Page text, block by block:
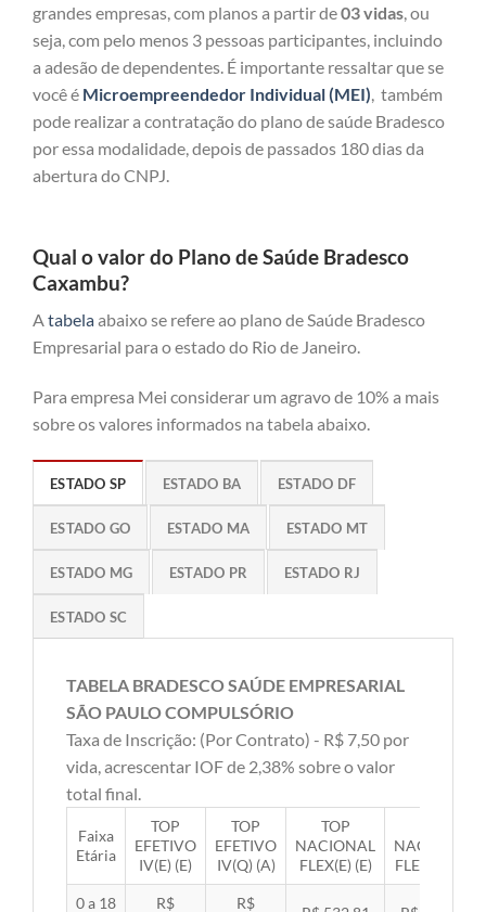
grandes empresas, com planos a partir de03 vidas, ou
seja, com pelo menos 3 pessoas participantes, incluindo
a adesão de dependentes. É importante ressaltar que se
você é Microempreendedor Individual (MEI), também
pode realizar a contratação do plano de saúde Bradesco
por essa modalidade, depois de passados 180 dias da
abertura do CNPJ.
Qual o valor do Plano de Saúde Bradesco
Caxambu?
Atabelaabaixo se refere ao plano de Saúde Bradesco
Empresarial para o estado do Rio de Janeiro.
Para empresa Mei considerar um agravo de 10% a mais
sobre os valores informados na tabela abaixo.
ESTADO SP ESTADO BA ESTADO DF
ESTADO GO ESTADO MA ESTADO MT
ESTADO MG ESTADO PR ESTADO RJ
ESTADO SC
TABELA BRADESCO SAÚDE EMPRESARIAL
SÃO PAULO COMPULSÓRIO
Taxa de Inscrição: (Por Contrato) - R$ 7,50 por
vida, acrescentar IOF de 2,38% sobre o valor
total final.
Faixa
Etária
TOP
EFETIVO
IV(E) (E)
TOP
EFETIVO
IV(Q) (A)
TOP
NACIONAL
FLEX(E) (E)
NACIONAL
FLEX(Q) (A)
0 a 18 R$ R$